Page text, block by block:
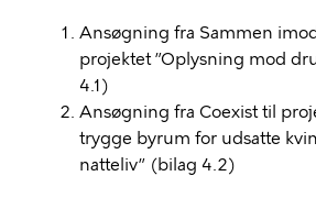
Ansøgning fra Sammen
projektet ”Oplysning mod
4.1)
Ansøgning fra Coexist til
trygge byrum for udsatte
natteliv” (bilag 4.2)